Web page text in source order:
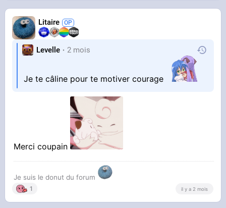
Litaire
Levelle 2 mois
Je te câline pour te motiver courage
Merci coupain
Je suis le donut du forum
1 il y a 2 mois